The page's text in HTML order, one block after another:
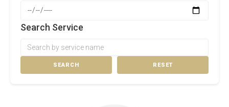
Search Service
SEARCH RESET